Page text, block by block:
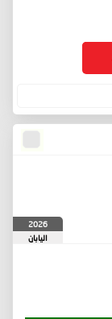
2026
اليابان